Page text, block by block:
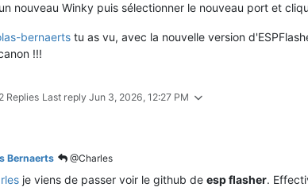
nouveau Winky puis sélectionner le nouveau port et
bernaerts tu as vu, avec la nouvelle version
!!!
2 Replies Last reply Jun 3, 2026, 12:27 PM
Bernaerts @Charles
je viens de passer voir le github de esp flasher.